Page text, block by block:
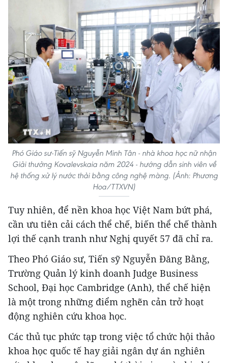
Phó Giáo sư-Tiến sỹ Nguyễn Minh Tân - nhà khoa học nữ nhận
Giải thưởng Kovalevskaia năm 2024 - hướng dẫn sinh viên về
hệ thống xử lý nước thải bằng công nghệ màng. (Ảnh: Phương
Hoa/TTXVN)
Tuy nhiên, để nền khoa học Việt Nam bứt phá,
cần ưu tiên cải cách thể chế, biến thể chế thành
lợi thế cạnh tranh như Nghị quyết 57 đã chỉ ra.
Theo Phó Giáo sư, Tiến sỹ Nguyễn Đăng Bằng,
Trường Quản lý kinh doanh Judge Business
School, Đại học Cambridge (Anh), thể chế hiện
là một trong những điểm nghẽn cản trở hoạt
động nghiên cứu khoa học.
Các thủ tục phức tạp trong việc tổ chức hội thảo
khoa học quốc tế hay giải ngân dự án nghiên